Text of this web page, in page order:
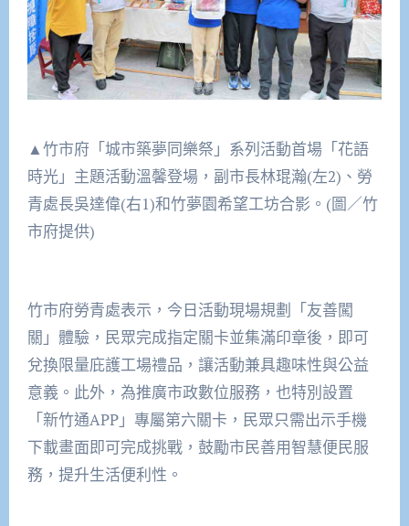
▲竹市府「城市築夢同樂祭」系列活動首場「花語
時光」主題活動溫馨登場，副市長林琨瀚(左2)、勞
青處長吳達偉(右1)和竹夢園希望工坊合影。(圖／竹
市府提供)
竹市府勞青處表示，今日活動現場規劃「友善闖
關」體驗，民眾完成指定關卡並集滿印章後，即可
兌換限量庇護工場禮品，讓活動兼具趣味性與公益
意義。此外，為推廣市政數位服務，也特別設置
「新竹通APP」專屬第六關卡，民眾只需出示手機
下載畫面即可完成挑戰，鼓勵市民善用智慧便民服
務，提升生活便利性。